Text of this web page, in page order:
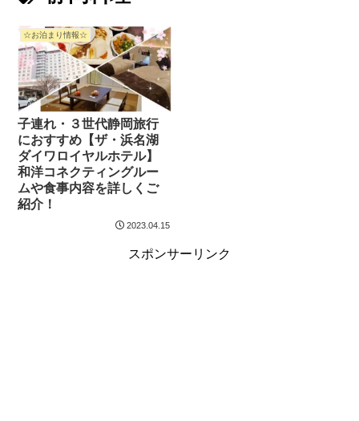
☆お泊まり情報☆
子連れ・３世代静岡旅行
におすすめ【ザ・浜名湖
ダイワロイヤルホテル】
和洋コネクティングルー
ムや食事内容を詳しくご
紹介！
2023.04.15
スポンサーリンク